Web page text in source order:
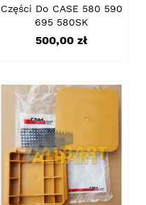
Części Do CASE 580 590
695 580SK
Cena
500,00 zł